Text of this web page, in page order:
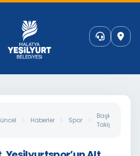
Haberler Spor
Başkan Geçit,
Takip Etti